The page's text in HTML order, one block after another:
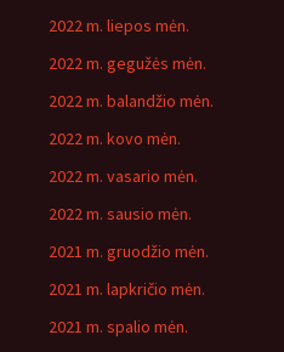
2022 m. liepos mėn.
2022 m. gegužės mėn.
2022 m. balandžio mėn.
2022 m. kovo mėn.
2022 m. vasario mėn.
2022 m. sausio mėn.
2021 m. gruodžio mėn.
2021 m. lapkričio mėn.
2021 m. spalio mėn.